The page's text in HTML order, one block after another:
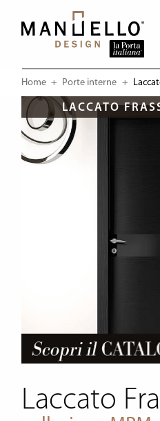
Home Porte interne
LACCATO
Laccato